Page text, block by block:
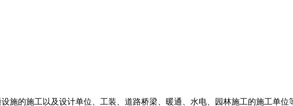
施的施工以及设计单位、工装、道路桥梁、暖通、水电、园林施工的施工单位